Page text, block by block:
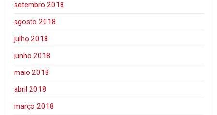
setembro 2018
agosto 2018
julho 2018
junho 2018
maio 2018
abril 2018
março 2018